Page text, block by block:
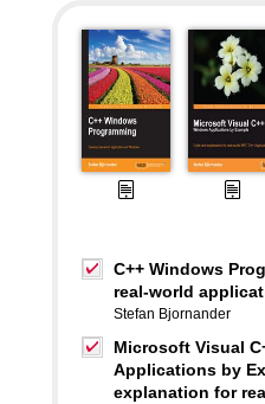
C++ Windows
real-world
Stefan Bjornander
Microsoft Visual
Applications by
explanation for